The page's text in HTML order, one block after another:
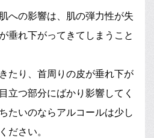
への影響は、肌の弾力性が失
垂れ下がってきてしまうこと
たり、首周りの皮が垂れ下が
立つ部分にばかり影響してく
たいのならアルコールは少し
ださい。